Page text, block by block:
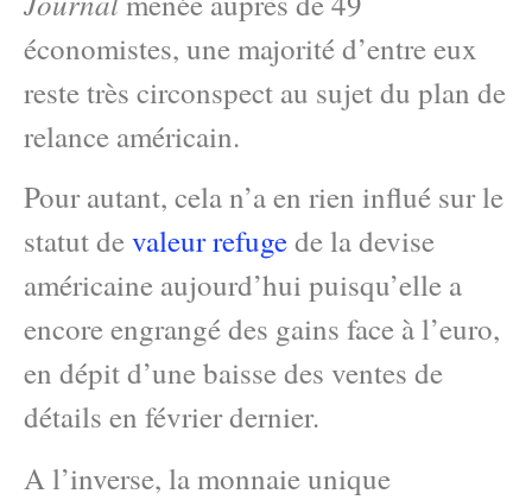
économistes, une majorité d’entre eux
reste très circonspect au sujet du plan de
relance américain.
Pour autant, cela n’a en rien influé sur le
statut devaleur refugede la devise
américaine aujourd’hui puisqu’elle a
encore engrangé des gains face à l’euro,
en dépit d’une baisse des ventes de
détails en février dernier.
A l’inverse, la monnaie unique